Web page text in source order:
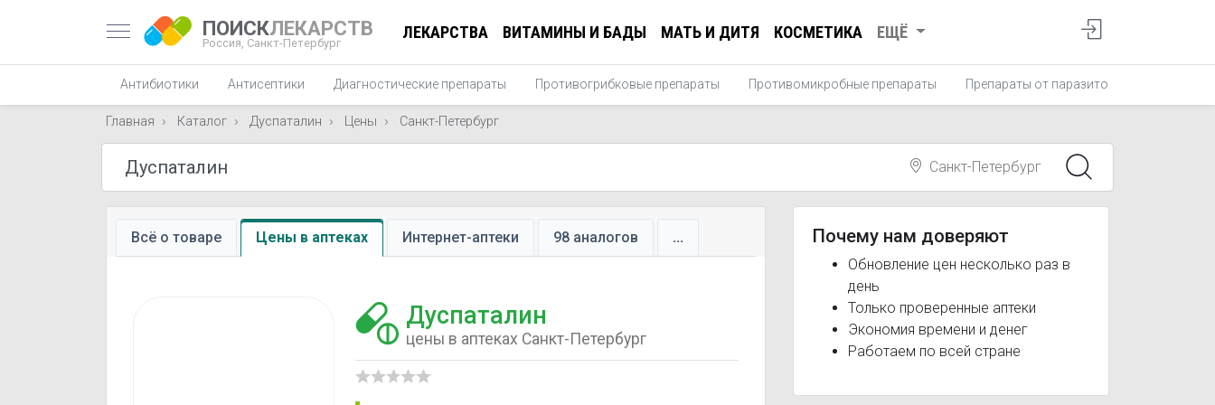
ПОИСКЛЕКАРСТВ
Россия, Санкт-Петербург
ЛЕКАРСТВА ВИТАМИНЫ И БАДЫ МАТЬ И ДИТЯ КОСМЕТИКА ЕЩЁ
Антибиотики Антисептики Диагностические препараты Противогрибковые препараты Противомикробные препараты Препараты от паразитов
Главная Каталог Дуспаталин Цены Санкт-Петербург
Санкт-Петербург
Всё о товаре Цены в аптеках Интернет-аптеки 98 аналогов ...
Дуспаталин
цены в аптеках Санкт-Петербург
Почему нам доверяют
Обновление цен несколько раз в
день
Только проверенные аптеки
Экономия времени и денег
Работаем по всей стране